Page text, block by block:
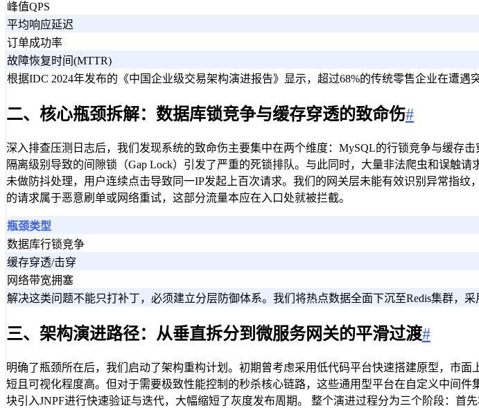
峰值QPS
平均响应延迟
订单成功率
故障恢复时间(MTTR)
根据IDC 2024年发布的《中国企业级交易架构演进报告》显示，超过68%的传统零售企业在遭
二、核心瓶颈拆解：数据库锁竞争与缓存穿透的致命伤#
深入排查压测日志后，我们发现系统的致命伤主要集中在两个维度：MySQL的行锁竞争与缓存
隔离级别导致的间隙锁（Gap Lock）引发了严重的死锁排队。与此同时，大量非法爬虫和误触
未做防抖处理，用户连续点击导致同一IP发起上百次请求。我们的网关层未能有效识别异常指
的请求属于恶意刷单或网络重试，这部分流量本应在入口处就被拦截。
瓶颈类型
数据库行锁竞争
缓存穿透/击穿
网络带宽拥塞
解决这类问题不能只打补丁，必须建立分层防御体系。我们将热点数据全面下沉至Redis集群
三、架构演进路径：从垂直拆分到微服务网关的平滑过渡#
明确了瓶颈所在后，我们启动了架构重构计划。初期曾考虑采用低代码平台快速搭建原型，市
短且可视化程度高。但对于需要极致性能控制的秒杀核心链路，这些通用型平台在自定义中间
块引入JNPF进行快速验证与迭代，大幅缩短了灰度发布周期。 整个演进过程分为三个阶段：